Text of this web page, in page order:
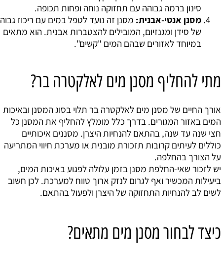
סינון ברמה גבוהה עם תחזוקה נוחה ופחות תכופה.
מסנן אנטי-אבנית: מסנן זה נועד לטפל במים עם ריכוז גבוה
של סידן ומגנזיום, המובילים להצטברות אבנית. הוא מתאים
במיוחד לאזורים שבהם המים "קשים".
מתי להחליף מסנן מים לאלקטרה בר?
אורך החיים של מסנן מים לאלקטרה בר תלוי בסוג המסנן ובאיכות
המים באזור המגורים. בדרך כלל מומלץ להחליף את המסנן כל
חצי שנה עד שנה, בהתאם להנחיות היצרן. מסננים איכותיים
כוללים לעיתים קרובות תזכורת מובנית או מערכת חיווי המתריעה
על הצורך בהחלפה.
יש לזכור שאי-החלפת מסנן בזמן עלולה לפגוע באיכות המים,
ביעילות המכשיר ואף לגרום לנזק ארוך טווח למערכת. לכן חשוב
לשים לב להנחיות התחזוקה של היצרן ולפעול בהתאם.
כיצד לבחור מסנן מים מתאים?